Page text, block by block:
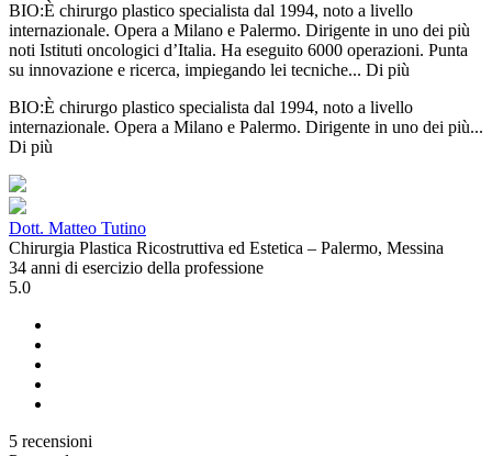
BIO:È chirurgo plastico specialista dal 1994, noto a livello
internazionale. Opera a Milano e Palermo. Dirigente in uno dei più
noti Istituti oncologici d’Italia. Ha eseguito 6000 operazioni. Punta
su innovazione e ricerca, impiegando lei tecniche... Di più
BIO:È chirurgo plastico specialista dal 1994, noto a livello
internazionale. Opera a Milano e Palermo. Dirigente in uno dei più...
Di più
Dott. Matteo Tutino
Chirurgia Plastica Ricostruttiva ed Estetica – Palermo, Messina
34 anni di esercizio della professione
5.0
5 recensioni